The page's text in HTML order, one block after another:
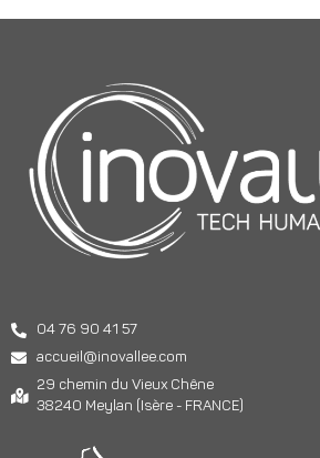
04 76 90 41 57
accueil@inovallee.com
29 chemin du Vieux Chêne
38240 Meylan (Isère - FRANCE)